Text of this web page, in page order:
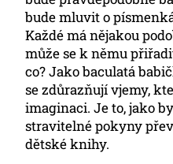
bude mluvit o
Každé má nějakou
může se k němu
co? Jako baculatá
se zdůrazňují vjemy,
imaginaci. Je to, jako
stravitelné pokyny
dětské knihy.